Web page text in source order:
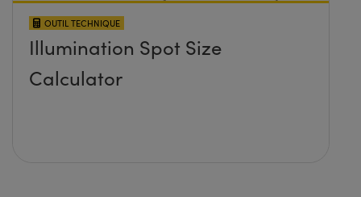
OUTIL TECHNIQUE
Illumination Spot Size
Calculator